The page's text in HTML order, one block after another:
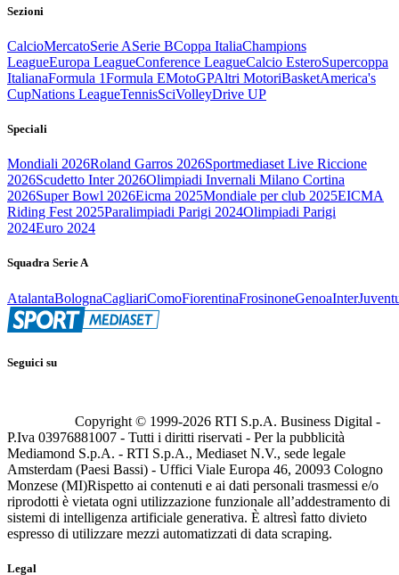
Sezioni
CalcioMercatoSerie ASerie BCoppa ItaliaChampions
LeagueEuropa LeagueConference LeagueCalcio EsteroSupercoppa
ItalianaFormula 1Formula EMotoGPAltri MotoriBasketAmerica's
CupNations LeagueTennisSciVolleyDrive UP
Speciali
Mondiali 2026Roland Garros 2026Sportmediaset Live Riccione
2026Scudetto Inter 2026Olimpiadi Invernali Milano Cortina
2026Super Bowl 2026Eicma 2025Mondiale per club 2025EICMA
Riding Fest 2025Paralimpiadi Parigi 2024Olimpiadi Parigi
2024Euro 2024
Squadra Serie A
AtalantaBolognaCagliariComoFiorentinaFrosinoneGenoaInter
Seguici su
Copyright © 1999-2026 RTI S.p.A. Business Digital -
P.Iva 03976881007 - Tutti i diritti riservati - Per la pubblicità
Mediamond S.p.A. - RTI S.p.A., Mediaset N.V., sede legale
Amsterdam (Paesi Bassi) - Uffici Viale Europa 46, 20093 Cologno
Monzese (MI)Rispetto ai contenuti e ai dati personali trasmessi e/o
riprodotti è vietata ogni utilizzazione funzionale all’addestramento di
sistemi di intelligenza artificiale generativa. È altresì fatto divieto
espresso di utilizzare mezzi automatizzati di data scraping.
Legal